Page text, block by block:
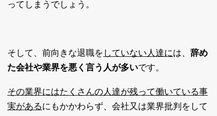
ってしまうでしょう。
そして、前向きな退職を していない人達には、 辞め
た会社や業界を悪く言う人が多いです。
その業界にはたくさんの人達が残って働いている事
実があるにもかかわらず、会社又は業界批判をして